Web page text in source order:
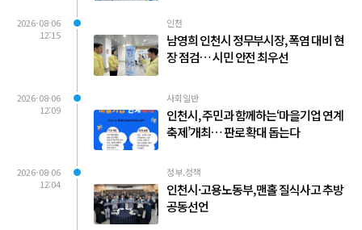
2026-08-06
12:15
인천
남영희 인천시 정무부시장, 폭염 대비 현
장 점검… 시민 안전 최우선
2026-08-06
12:09
사회일반
인천시, 주민과 함께하는‘마을기업 연계
축제’개최… 판로 확대 돕는다
2026-08-06
12:04
정부.정책
인천시·고용노동부, 맨홀 질식사고 추방
공동선언